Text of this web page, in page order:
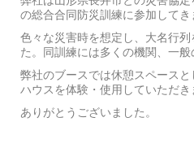
の総合合同防災訓練に参加してき
色々な災害時を想定し、大名行
た。同訓練には多くの機関、一般
弊社のブースでは休憩スペース
ハウスを体験・使用していただき
ありがとうございました。